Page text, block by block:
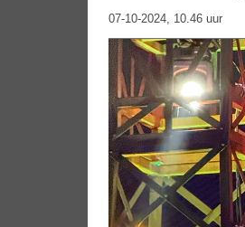
07-10-2024, 10.46 uur